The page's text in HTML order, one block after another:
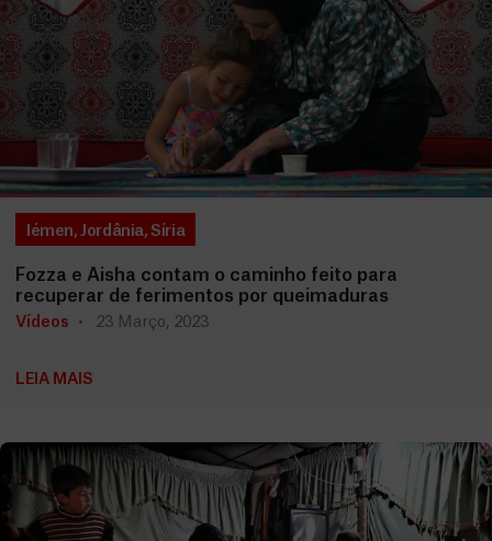
Iémen, Jordânia,Síria
Fozza e Aisha contam o caminho feito para
recuperar de ferimentos por queimaduras
Vídeos 23 Março, 2023
LEIA MAIS